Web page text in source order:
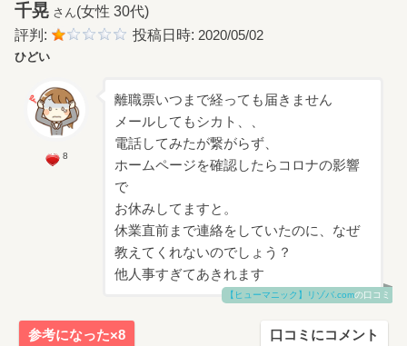
千晃 さん(女性 30代)
評判:
投稿日時: 2020/05/02
ひどい
8
離職票いつまで経っても届きません
メールしてもシカト、、
電話してみたが繋がらず、
ホームページを確認したらコロナの影響
で
お休みしてますと。
休業直前まで連絡をしていたのに、なぜ
教えてくれないのでしょう？
他人事すぎてあきれます
【ヒューマニック】リゾバ.comの口コミ
参考になった×8 口コミにコメント